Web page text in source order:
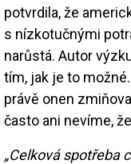
potvrdila, že
s nízkotučnými
narůstá. Autor
tím, jak je to
právě onen
často ani nevíme,
„Celková spotřeba